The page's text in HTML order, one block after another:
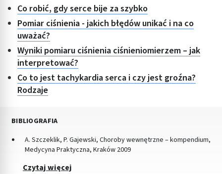
Co robić, gdy serce bije za szybko
Pomiar ciśnienia - jakich błędów unikać i na co
uważać?
Wyniki pomiaru ciśnienia ciśnieniomierzem – jak
interpretować?
Co to jest tachykardia serca i czy jest groźna?
Rodzaje
BIBLIOGRAFIA
A. Szczeklik, P. Gajewski, Choroby wewnętrzne – kompendium,
Medycyna Praktyczna, Kraków 2009
Czytaj więcej